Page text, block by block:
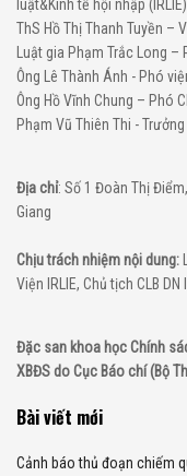
luật&Kinh tế hội nhập (IRLIE)
ThS Hồ Thị Thanh Tuyền –
Luật gia Phạm Trắc Long
Ông Lê Thành Ánh - Phó
Ông Hồ Vĩnh Chung – Phó
Phạm Vũ Thiên Thi - Trưởng
Địa chỉ: Số 1 Đoàn Thị
Giang
Chịu trách nhiệm nội dung:
Viện IRLIE, Chủ tịch CLB DN
Đặc san khoa học Chính
XBĐS do Cục Báo chí (Bộ
Bài viết mới
Cảnh báo thủ đoạn chiếm